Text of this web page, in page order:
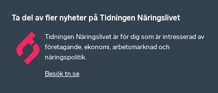
Ta del av fler nyheter på Tidningen Näringslivet
Tidningen Näringslivet är för dig som är intresserad av
företagande, ekonomi, arbetsmarknad och
näringspolitik.
Besök tn.se